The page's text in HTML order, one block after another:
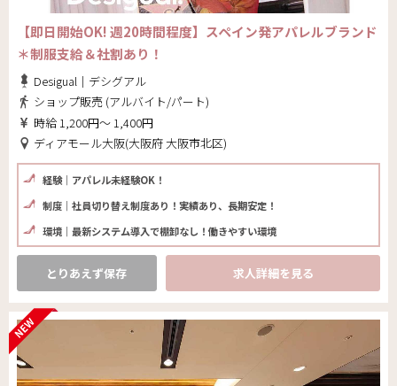
【即日開始OK! 週20時間程度】スペイン発アパレルブランド
＊制服支給＆社割あり！
Desigual｜デシグアル
ショップ販売 (アルバイト/パート)
時給 1,200円～ 1,400円
ディアモール大阪(大阪府 大阪市北区)
経験｜アパレル未経験OK！
制度｜社員切り替え制度あり！実績あり、長期安定！
環境｜最新システム導入で棚卸なし！働きやすい環境
とりあえず保存 求人詳細を見る